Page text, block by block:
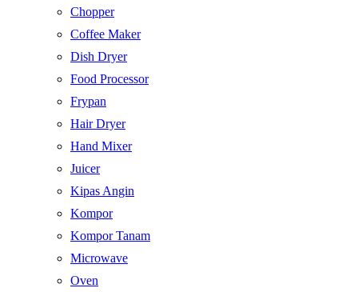
Chopper
Coffee Maker
Dish Dryer
Food Processor
Frypan
Hair Dryer
Hand Mixer
Juicer
Kipas Angin
Kompor
Kompor Tanam
Microwave
Oven